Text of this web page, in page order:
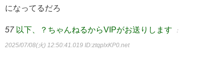
になってるだろ
57 以下、？ちゃんねるからVIPがお送りします ：
2025/07/08(火) 12:50:41.019 ID:ztqplxKP0.net